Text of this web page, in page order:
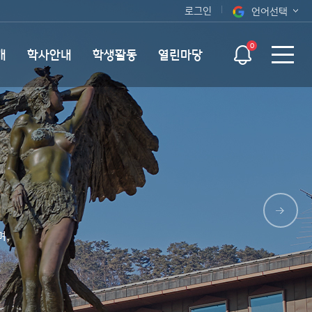
오늘 하루 보지 않기
로그인 언어선택
ENG
학사안내 학생활동 열린마당
0
,